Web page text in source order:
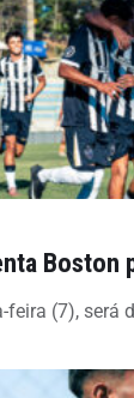
Boston
feira (7), será